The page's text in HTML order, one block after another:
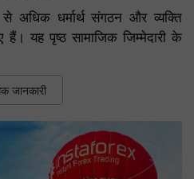
धर्मार्थ संगठन और व्यक्ति
हैं। यह पृष्ठ सामाजिक जिम्मेदारी के
जानकारी